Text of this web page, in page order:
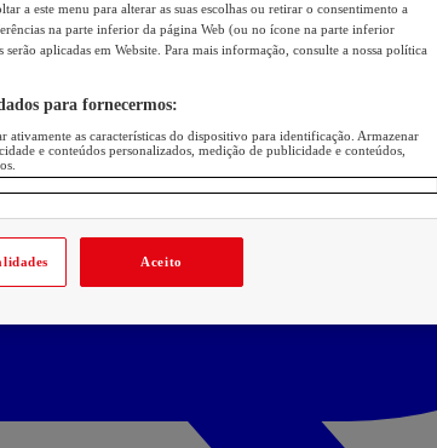
a este menu para alterar as suas escolhas ou retirar o consentimento a
na parte inferior da página Web (ou no ícone na parte inferior
serão aplicadas em Website. Para mais informação, consulte a nossa política
para fornecermos:
ativamente as características do dispositivo para identificação. Armazenar
e conteúdos personalizados, medição de publicidade e conteúdos,
Aceito